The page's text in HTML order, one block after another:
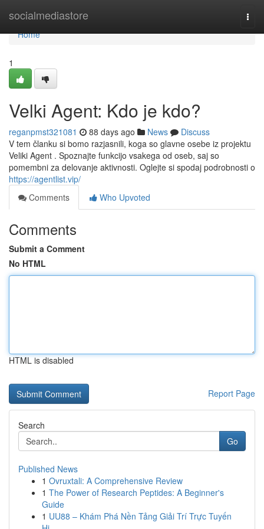
socialmediastore
Home
Home
1
Velki Agent: Kdo je kdo?
reganpmst321081 88 days ago News
Discuss
V tem članku si bomo razjasnili, koga so glavne osebe iz projektu
Veliki Agent . Spoznajte funkcijo vsakega od oseb, saj so
pomembni za delovanje aktivnosti. Oglejte si spodaj podrobnosti o
https://agentlist.vip/
Comments
Who Upvoted
Comments
Submit a Comment
No HTML
HTML is disabled
Report Page
Search
Go
Published News
1 Ovruxtali: A Comprehensive Review
1 The Power of Research Peptides: A Beginner's
Guide
1 UU88 – Khám Phá Nền Tảng Giải Trí Trực Tuyến